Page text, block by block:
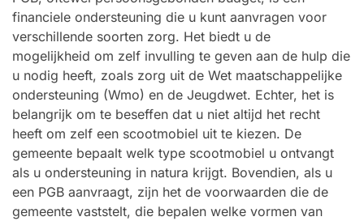
financiele ondersteuning die u kunt aanvragen voor
verschillende soorten zorg. Het biedt u de
mogelijkheid om zelf invulling te geven aan de hulp die
u nodig heeft, zoals zorg uit de Wet maatschappelijke
ondersteuning (Wmo) en de Jeugdwet. Echter, het is
belangrijk om te beseffen dat u niet altijd het recht
heeft om zelf een scootmobiel uit te kiezen. De
gemeente bepaalt welk type scootmobiel u ontvangt
als u ondersteuning in natura krijgt. Bovendien, als u
een PGB aanvraagt, zijn het de voorwaarden die de
gemeente vaststelt, die bepalen welke vormen van